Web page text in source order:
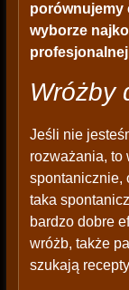
porównujemy
wyborze
profesjonalnej
Wróżby
Jeśli nie
rozważania, to
spontanicznie,
taka
bardzo dobre
wróżb, także
szukają